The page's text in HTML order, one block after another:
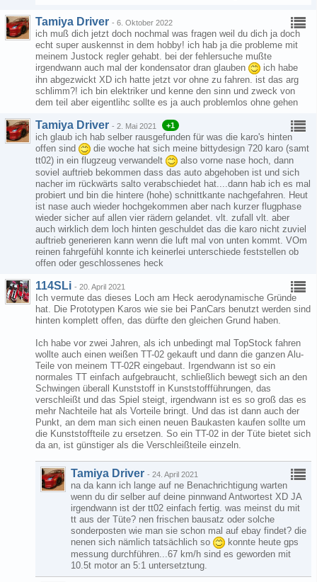
Tamiya Driver - 6. Oktober 2022
ich muß dich jetzt doch nochmal was fragen weil du dich ja doch
echt super auskennst in dem hobby! ich hab ja die probleme mit
meinem Justock regler gehabt. bei der fehlersuche mußte
irgendwann auch mal der kondensator dran glauben
ich habe
ihn abgezwickt XD ich hatte jetzt vor ohne zu fahren. ist das arg
schlimm?! ich bin elektriker und kenne den sinn und zweck von
dem teil aber eigentlihc sollte es ja auch problemlos ohne gehen
Tamiya Driver - 2. Mai 2021 +1
ich glaub ich hab selber rausgefunden für was die karo's hinten
offen sind
die woche hat sich meine bittydesign 720 karo (samt
tt02) in ein flugzeug verwandelt
also vorne nase hoch, dann
soviel auftrieb bekommen dass das auto abgehoben ist und sich
nacher im rückwärts salto verabschiedet hat....dann hab ich es mal
probiert und bin die hintere (hohe) schnittkante nachgefahren. Heut
ist nase auch wieder hochgekommen aber nach kurzer flugphase
wieder sicher auf allen vier rädern gelandet. vlt. zufall vlt. aber
auch wirklich dem loch hinten geschuldet das die karo nicht zuviel
auftrieb generieren kann wenn die luft mal von unten kommt. VOm
reinen fahrgefühl konnte ich keinerlei unterschiede feststellen ob
offen oder geschlossenes heck
114SLi - 20. April 2021
Ich vermute das dieses Loch am Heck aerodynamische Gründe
hat. Die Prototypen Karos wie sie bei PanCars benutzt werden sind
hinten komplett offen, das dürfte den gleichen Grund haben.
Ich habe vor zwei Jahren, als ich unbedingt mal TopStock fahren
wollte auch einen weißen TT-02 gekauft und dann die ganzen Alu-
Teile von meinem TT-02R eingebaut. Irgendwann ist so ein
normales TT einfach aufgebraucht, schließlich bewegt sich an den
Schwingen überall Kunststoff in Kunststoffführungen, das
verschleißt und das Spiel steigt, irgendwann ist es so groß das es
mehr Nachteile hat als Vorteile bringt. Und das ist dann auch der
Punkt, an dem man sich einen neuen Baukasten kaufen sollte um
die Kunststoffteile zu ersetzen. So ein TT-02 in der Tüte bietet sich
da an, ist günstiger als die Verschleißteile einzeln.
Tamiya Driver - 24. April 2021
na da kann ich lange auf ne Benachrichtigung warten
wenn du dir selber auf deine pinnwand Antwortest XD JA
irgendwann ist der tt02 einfach fertig. was meinst du mit
tt aus der Tüte? nen frischen bausatz oder solche
sonderposten wie man sie schon mal auf ebay findet? die
nenen sich nämlich tatsächlich so
konnte heute gps
messung durchführen...67 km/h sind es geworden mit
10.5t motor an 5:1 untersetztung.